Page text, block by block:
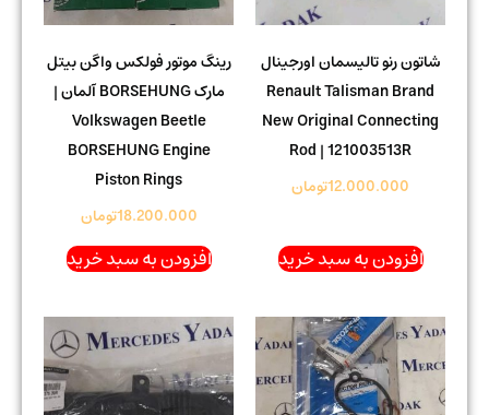
شاتون رنو تالیسمان اورجینال
Renault Talisman Brand
New Original Connecting
Rod | 121003513R
12.000.000تومان
افزودن به سبد خرید
رینگ موتور فولکس واگن بیتل
مارک BORSEHUNG آلمان |
Volkswagen Beetle
BORSEHUNG Engine
Piston Rings
18.200.000تومان
افزودن به سبد خرید